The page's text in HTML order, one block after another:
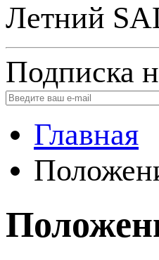
Летний
Подписка
Главная